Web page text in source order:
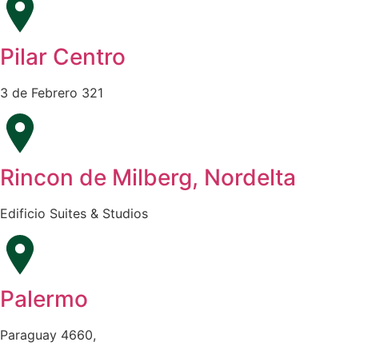
Pilar Centro
3 de Febrero 321
Rincon de Milberg, Nordelta
Edificio Suites & Studios
Palermo
Paraguay 4660,